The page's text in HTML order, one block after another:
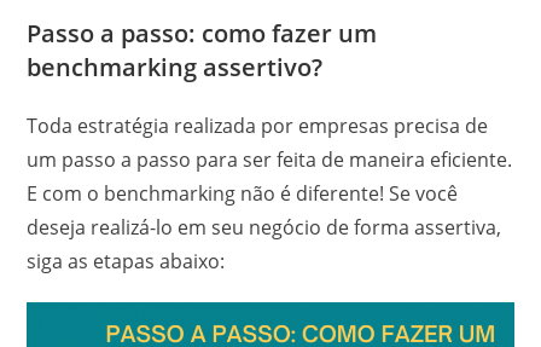
Passo a passo: como fazer um
benchmarking assertivo?
Toda estratégia realizada por empresas precisa de
um passo a passo para ser feita de maneira eficiente.
E com o benchmarking não é diferente! Se você
deseja realizá-lo em seu negócio de forma assertiva,
siga as etapas abaixo: